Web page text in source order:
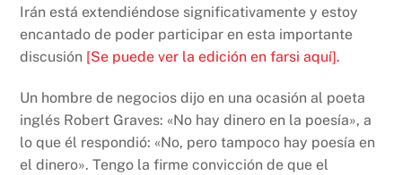
Irán está extendiéndose significativamente y estoy
encantado de poder participar en esta importante
discusión [Se puede ver la edición en farsi aquí].
Un hombre de negocios dijo en una ocasión al poeta
inglés Robert Graves: «No hay dinero en la poesía», a
lo que él respondió: «No, pero tampoco hay poesía en
el dinero». Tengo la firme convicción de que el